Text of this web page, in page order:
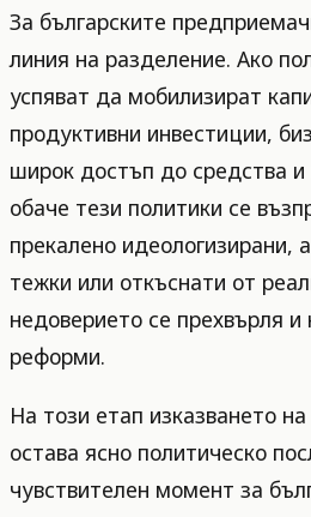
За българските
линия на разделение. Ако
успяват да мобилизират
продуктивни инвестиции,
широк достъп до средства и
обаче тези политики се
прекалено идеологизирани,
тежки или откъснати от
недоверието се прехвърля
реформи.
На този етап изказването
остава ясно политическо
чувствителен момент за